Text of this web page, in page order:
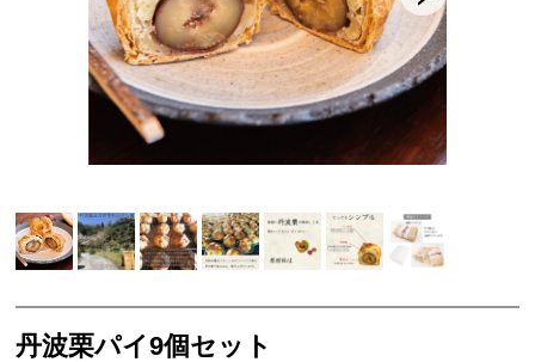
丹波おはぎ
黒豆煮 | 栗甘露煮
黒大豆 | 大納言小豆
スイーツ・お菓子
お歳暮ギフト
丹波栗パイ9個セット